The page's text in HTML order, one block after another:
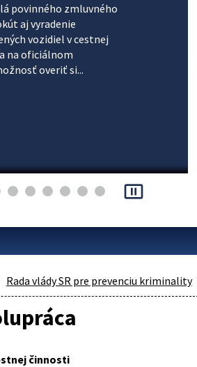
povinného zmluvného
aj vyradenie
vozidiel v cestnej
na oficiálnom
overiť si...
pause_presentation
Rada vlády SR pre prevenciu kriminality
činnosti